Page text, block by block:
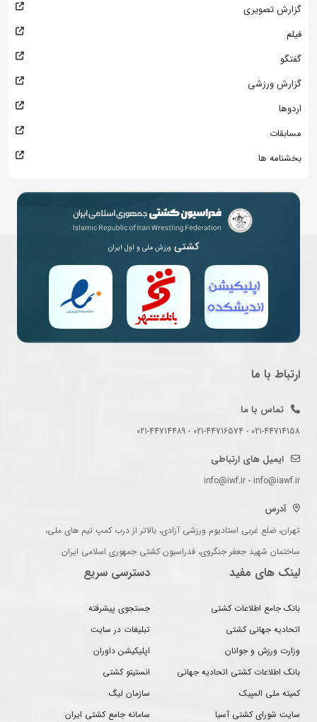
گزارش تصویری
فیلم
گفتگو
گزارش ورزشی
اردوها
مسابقات
بخشنامه ها
کشتی ورزش ملی و اول ایران
ارتباط با ما
تماس با ما
021-44714158 - 021-44716574 - 021-44714489
ایمیل های ارتباطی
info@iwf.ir - info@iawf.ir
آدرس
تهران، ضلع غربی استادیوم ورزشی آزادی، بالاتر از درب کمپ تیم های ملی،
ساختمان شهید جعفر جنگروی، فدراسیون کشتی جمهوری اسلامی ایران
لینک های مفید
بانک جامع اطلاعات کشتی
اتحادیه جهانی کشتی
وزارت ورزش و جوانان
بانک اطلاعات کشتی اتحادیه جهانی
کمیته ملی المپیک
سایت شورای کشتی آسیا
دسترسی سریع
جستجوی پیشرفته
تبلیغات در سایت
اپلیکیشن داوران
انستیتو کشتی
سازمان لیگ
سامانه جامع کشتی ایران